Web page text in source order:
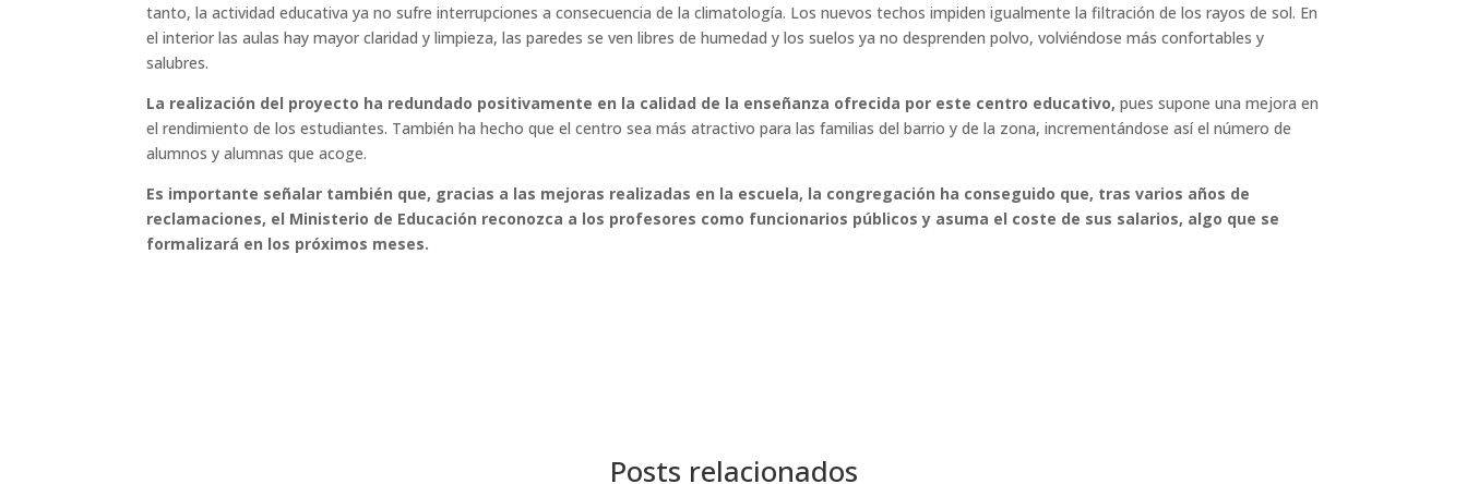
tanto, la actividad educativa ya no sufre interrupciones a consecuencia de la climatología. Los nuevos techos impiden igualmente la filtración de los rayos de sol. En
el interior las aulas hay mayor claridad y limpieza, las paredes se ven libres de humedad y los suelos ya no desprenden polvo, volviéndose más confortables y
salubres.
La realización del proyecto ha redundado positivamente en la calidad de la enseñanza ofrecida por este centro educativo,pues supone una mejora en
el rendimiento de los estudiantes. También ha hecho que el centro sea más atractivo para las familias del barrio y de la zona, incrementándose así el número de
alumnos y alumnas que acoge.
Es importante señalar también que, gracias a las mejoras realizadas en la escuela, la congregación ha conseguido que, tras varios años de
reclamaciones, el Ministerio de Educación reconozca a los profesores como funcionarios públicos y asuma el coste de sus salarios, algo que se
formalizará en los próximos meses.
Posts relacionados